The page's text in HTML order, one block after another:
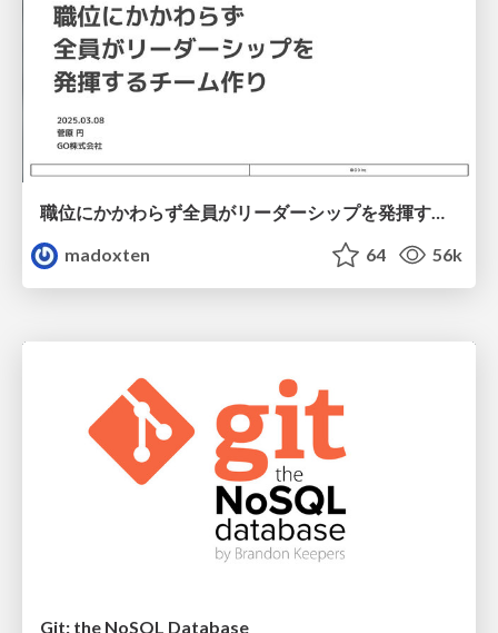
職位にかかわらず全員がリーダーシップを発揮するチーム作り / Building a team where everyone can demonstrate leadership regardless of position
madoxten
64 56k
Git: the NoSQL Database